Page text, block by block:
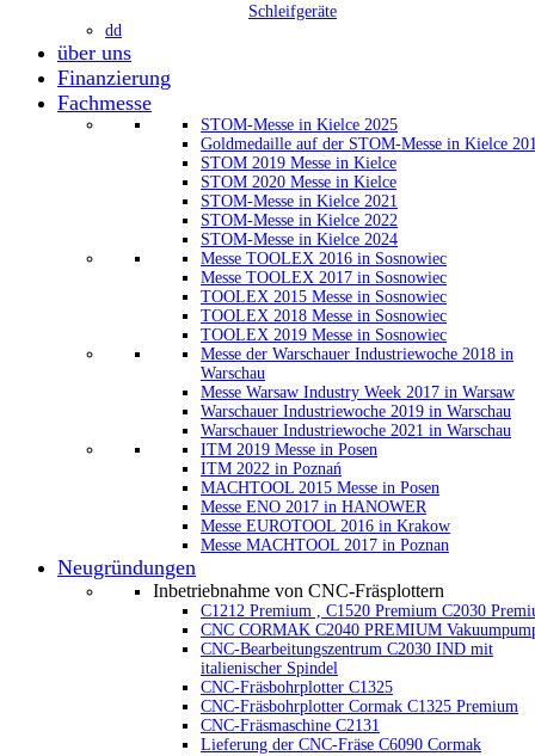
Schleifgeräte
dd
über uns
Finanzierung
Fachmesse
STOM-Messe in Kielce 2025
Goldmedaille auf der STOM-Messe in Kielce
STOM 2019 Messe in Kielce
STOM 2020 Messe in Kielce
STOM-Messe in Kielce 2021
STOM-Messe in Kielce 2022
STOM-Messe in Kielce 2024
Messe TOOLEX 2016 in Sosnowiec
Messe TOOLEX 2017 in Sosnowiec
TOOLEX 2015 Messe in Sosnowiec
TOOLEX 2018 Messe in Sosnowiec
TOOLEX 2019 Messe in Sosnowiec
Messe der Warschauer Industriewoche 2018 in
Warschau
Messe Warsaw Industry Week 2017 in Warsaw
Warschauer Industriewoche 2019 in Warschau
Warschauer Industriewoche 2021 in Warschau
ITM 2019 Messe in Posen
ITM 2022 in Poznań
MACHTOOL 2015 Messe in Posen
Messe ENO 2017 in HANOWER
Messe EUROTOOL 2016 in Krakow
Messe MACHTOOL 2017 in Poznan
Neugründungen
Inbetriebnahme von CNC-Fräsplottern
C1212 Premium , C1520 Premium C2030
CNC CORMAK C2040 PREMIUM
CNC-Bearbeitungszentrum C2030 IND mit
italienischer Spindel
CNC-Fräsbohrplotter C1325
CNC-Fräsbohrplotter Cormak C1325 Premium
CNC-Fräsmaschine C2131
Lieferung der CNC-Fräse C6090 Cormak